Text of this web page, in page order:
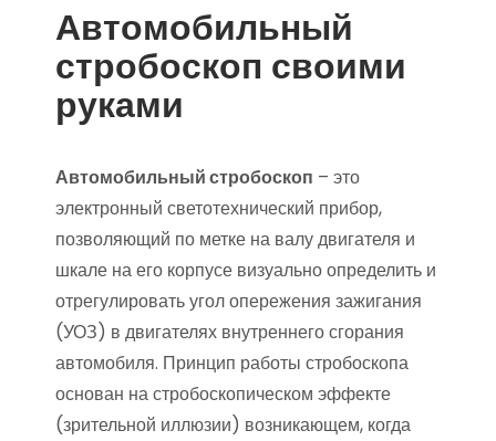
Автомобильный
стробоскоп своими
руками
Автомобильный стробоскоп – это
электронный светотехнический прибор,
позволяющий по метке на валу двигателя и
шкале на его корпусе визуально определить и
отрегулировать угол опережения зажигания
(УОЗ) в двигателях внутреннего сгорания
автомобиля. Принцип работы стробоскопа
основан на стробоскопическом эффекте
(зрительной иллюзии) возникающем, когда